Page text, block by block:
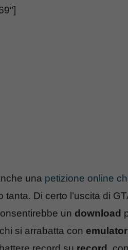
una petizione online
tanta. Di certo l’uscita di
un download
si arrabatta con